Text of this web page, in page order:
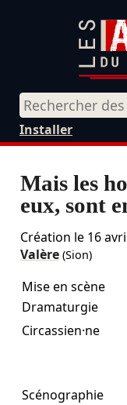
Installer
Mais les
eux, sont
Création le 16
Valère(Sion)
Mise en scène
Dramaturgie
Circassien·ne
Scénographie